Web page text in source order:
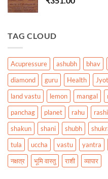
TAG CLOUD
Acupressure ashubh bhav
diamond
guru Health
land vastu
lemon mangal
panchag
planet rahu rashi
shakun
shani shubh
tula
uccha vastu yantra
नक्षत्र
भूमि वास्तु राशी व्यापार